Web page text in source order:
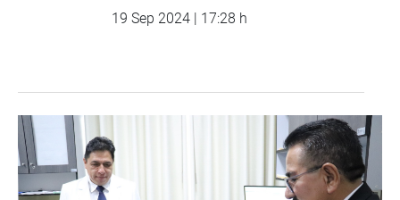
19 Sep 2024 | 17:28 h